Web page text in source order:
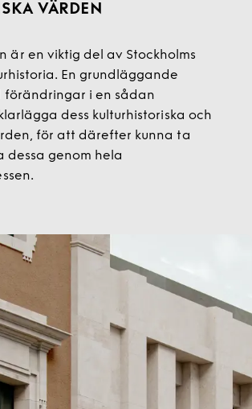
VÄRDEN
är en viktig del av Stockholms
En grundläggande
förändringar i en sådan
dess kulturhistoriska och
för att därefter kunna ta
genom hela